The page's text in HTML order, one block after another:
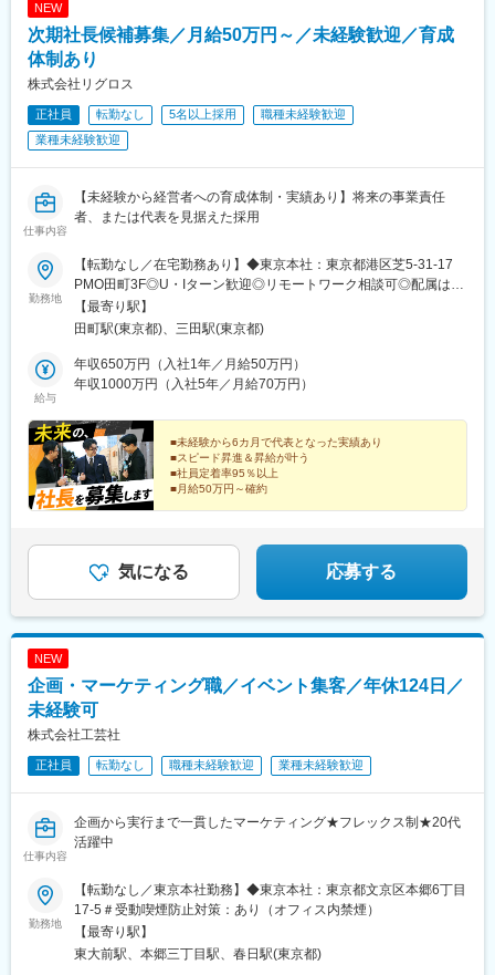
NEW
次期社長候補募集／月給50万円～／未経験歓迎／育成
体制あり
株式会社リグロス
正社員 転勤なし 5名以上採用
職種未経験歓迎
業種未経験歓迎
仕事内容
【未経験から経営者への育成体制・実績あり】将来の事業責任
者、または代表を見据えた採用
勤務地
【転勤なし／在宅勤務あり】◆東京本社：東京都港区芝5-31-17
PMO田町3F◎U・Iターン歓迎◎リモートワーク相談可◎配属は希
望を考慮し決定します※受動喫煙対策：屋内全面禁煙
【最寄り駅】
田町駅(東京都)、三田駅(東京都)
給与
年収650万円（入社1年／月給50万円）
年収1000万円（入社5年／月給70万円）
■未経験から6カ月で代表となった実績あり
■スピード昇進＆昇給が叶う
■社員定着率95％以上
■月給50万円～確約
気になる 応募する
NEW
企画・マーケティング職／イベント集客／年休124日／
未経験可
株式会社工芸社
正社員 転勤なし 職種未経験歓迎 業種未経験歓迎
仕事内容
企画から実行まで一貫したマーケティング★フレックス制★20代
活躍中
勤務地
【転勤なし／東京本社勤務】◆東京本社：東京都文京区本郷6丁目
17-5＃受動喫煙防止対策：あり（オフィス内禁煙）
【最寄り駅】
東大前駅、本郷三丁目駅、春日駅(東京都)